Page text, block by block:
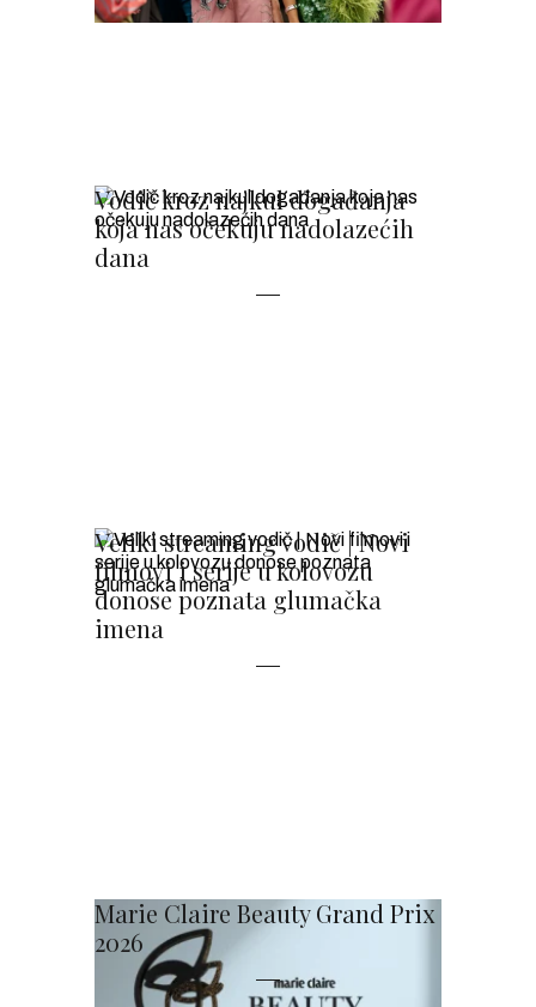
Vodič kroz najkul događanja
koja nas očekuju nadolazećih
dana
Veliki streaming vodič | Novi
filmovi i serije u kolovozu
donose poznata glumačka
imena
Marie Claire Beauty Grand Prix
2026